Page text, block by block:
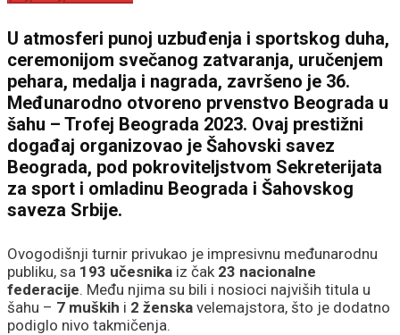
U atmosferi punoj uzbuđenja i sportskog duha,
ceremonijom svečanog zatvaranja, uručenjem
pehara, medalja i nagrada, završeno je 36.
Međunarodno otvoreno prvenstvo Beograda u
šahu – Trofej Beograda 2023. Ovaj prestižni
događaj organizovao je Šahovski savez
Beograda, pod pokroviteljstvom Sekreterijata
za sport i omladinu Beograda i Šahovskog
saveza Srbije.
Ovogodišnji turnir privukao je impresivnu međunarodnu
publiku, sa 193 učesnika iz čak 23 nacionalne
federacije. Među njima su bili i nosioci najviših titula u
šahu – 7 muških i 2 ženska velemajstora, što je dodatno
podiglo nivo takmičenja.